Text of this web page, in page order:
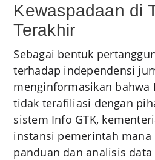
Kewaspadaan di
Terakhir
Sebagai bentuk
terhadap independensi
menginformasikan bahwa
tidak terafiliasi dengan
sistem Info GTK,
instansi pemerintah mana
panduan dan analisis